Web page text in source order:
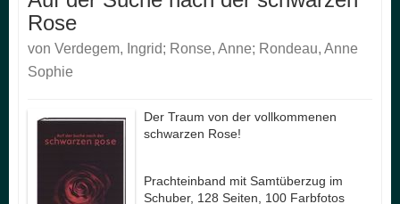
Rose
von Verdegem, Ingrid; Ronse, Anne; Rondeau, Anne
Sophie
Der Traum von der vollkommenen
schwarzen Rose!
Prachteinband mit Samtüberzug im
Schuber, 128 Seiten, 100 Farbfotos